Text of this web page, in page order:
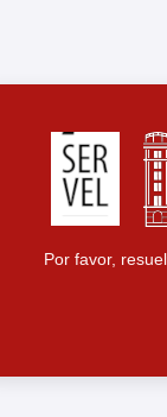
Por favor,